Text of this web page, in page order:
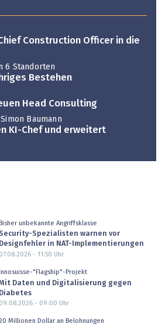
Construction Officer in die
6 Standorten
Bestehen
Head Consulting
Baumann
KI-Chef und erweitert
Bisher unbekannte Angriffsklasse
Security-Spezialisten warnen vor
Designfehler in NAT-Implementierungen
07.08.2026 - 11:50 Uhr
Innosuisse-"Flagship"-Projekt
Daten und Digitalisierung gegen
Diabetes
09.08.2026 - 09:00 Uhr
Millionen Dollar an Belohnungen